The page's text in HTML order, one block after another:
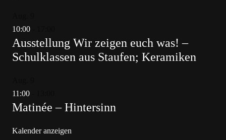
10:00
Ausstellung Wir zeigen euch was! –
Schulklassen aus Staufen; Keramiken
11:00
Matinée – Hintersinn
Kalender anzeigen